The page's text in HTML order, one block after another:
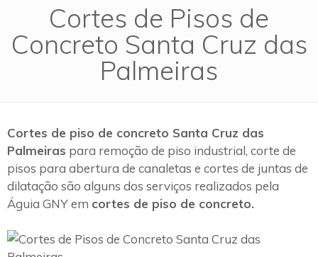
Cortes de Pisos de
Concreto Santa Cruz das
Palmeiras
Cortes de piso de concreto Santa Cruz das
Palmeiras para remoção de piso industrial, corte de
pisos para abertura de canaletas e cortes de juntas de
dilatação são alguns dos serviços realizados pela
Águia GNY em cortes de piso de concreto.